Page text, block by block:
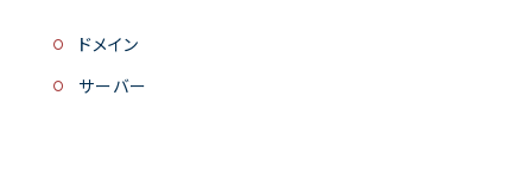
ドメイン
サーバー